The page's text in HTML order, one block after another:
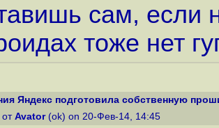
сам, если
тоже нет
Яндекс подготовила собственную
Avator(ok) on 20-Фев-14, 14:45